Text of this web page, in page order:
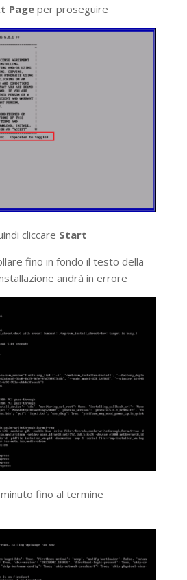
Pageper proseguire
cliccare Start
fino in fondo il testo della
andrà in errore
fino al termine